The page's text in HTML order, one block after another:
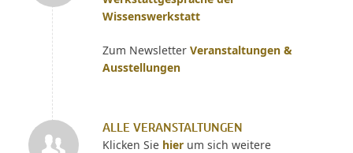
Wissenswerkstatt
Zum Newsletter Veranstaltungen &
Ausstellungen
ALLE VERANSTALTUNGEN
Klicken Sie hierum sich weitere